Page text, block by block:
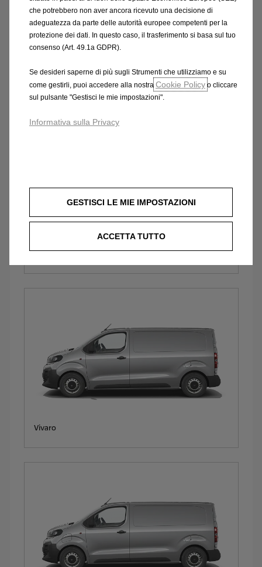
Combo Cargo
Combo Cargo Electric
Vivaro
che potrebbero non aver ancora ricevuto una decisione di
adeguatezza da parte delle autorità europee competenti per la
protezione dei dati. In questo caso, il trasferimento si basa sul tuo
consenso (Art. 49.1a GDPR).
Se desideri saperne di più sugli Strumenti che utilizziamo e su
come gestirli, puoi accedere alla nostra Cookie Policy o cliccare
sul pulsante "Gestisci le mie impostazioni".
Informativa sulla Privacy
GESTISCI LE MIE IMPOSTAZIONI
ACCETTA TUTTO